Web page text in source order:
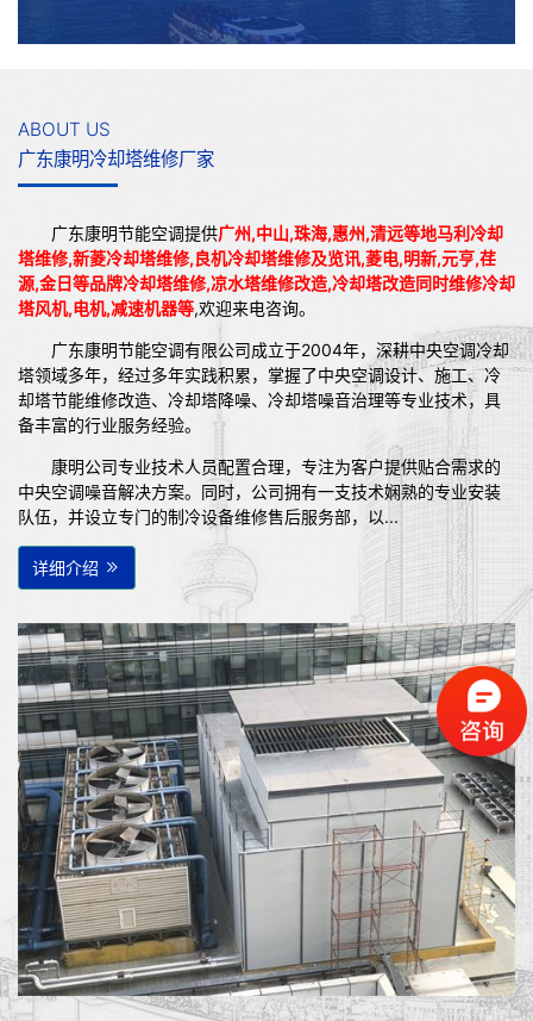
ABOUT US
广东康明冷却塔维修厂家
广东康明节能空调提供广州,中山,珠海,惠州,清远等地马利冷却
塔维修,新菱冷却塔维修,良机冷却塔维修及览讯,菱电,明新,元亨,荏
源,金日等品牌冷却塔维修,凉水塔维修改造,冷却塔改造同时维修冷却
塔风机,电机,减速机器等,欢迎来电咨询。
广东康明节能空调有限公司成立于2004年，深耕中央空调冷却
塔领域多年，经过多年实践积累，掌握了中央空调设计、施工、冷
却塔节能维修改造、冷却塔降噪、冷却塔噪音治理等专业技术，具
备丰富的行业服务经验。
康明公司专业技术人员配置合理，专注为客户提供贴合需求的
中央空调噪音解决方案。同时，公司拥有一支技术娴熟的专业安装
队伍，并设立专门的制冷设备维修售后服务部，以...
详细介绍